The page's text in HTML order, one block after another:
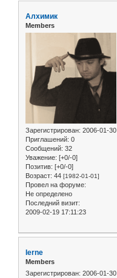
Алхимик
Members
Зарегистрирован: 2006-01-30
Приглашений: 0
Сообщений: 32
Уважение: [+0/-0]
Позитив: [+0/-0]
Возраст: 44 [1982-01-01]
Провел на форуме:
Не определено
Последний визит:
2009-02-19 17:11:23
Ierne
Members
Зарегистрирован: 2006-01-30